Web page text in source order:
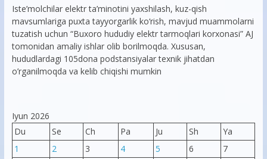
Iste’molchilar elektr ta’minotini yaxshilash, kuz-qish
mavsumlariga puxta tayyorgarlik ko‘rish, mavjud muammolarni
tuzatish uchun “Buxoro hududiy elektr tarmoqlari korxonasi” AJ
tomonidan amaliy ishlar olib borilmoqda. Xususan,
hududlardagi 105dona podstansiyalar texnik jihatdan
o’rganilmoqda va kelib chiqishi mumkin
Iyun 2026
Du
Se Ch Pa Ju Sh
Ya
1
2 3 4 5 6
7